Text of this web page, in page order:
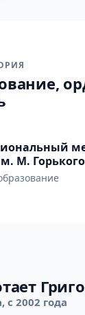
М. Горького
2002 года